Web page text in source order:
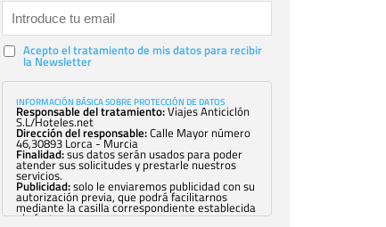
Acepto el tratamiento de mis datos para recibir
la Newsletter
INFORMACIÓN BÁSICA SOBRE PROTECCIÓN DE DATOS
Responsable del tratamiento:Viajes Anticiclón
S.L/Hoteles.net
Dirección del responsable:Calle Mayor número
46,30893 Lorca - Murcia
Finalidad:sus datos serán usados para poder
atender sus solicitudes y prestarle nuestros
servicios.
Publicidad:solo le enviaremos publicidad con su
autorización previa, que podrá facilitarnos
mediante la casilla correspondiente establecida
al efecto.